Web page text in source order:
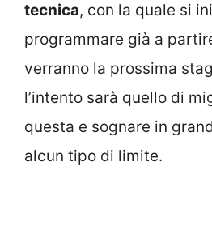
tecnica, con la quale si
programmare già a
verranno la prossima
l’intento sarà quello di
questa e sognare in
alcun tipo di limite.